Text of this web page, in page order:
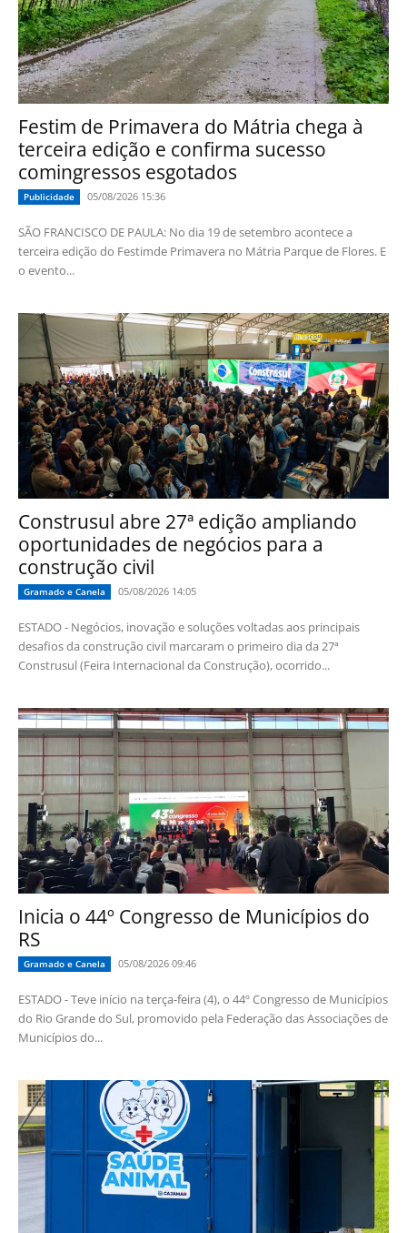
Festim de Primavera do Mátria chega à
terceira edição e confirma sucesso
comingressos esgotados
Publicidade 05/08/2026 15:36
SÃO FRANCISCO DE PAULA: No dia 19 de setembro acontece a
terceira edição do Festimde Primavera no Mátria Parque de Flores. E
o evento...
Construsul abre 27ª edição ampliando
oportunidades de negócios para a
construção civil
Gramado e Canela 05/08/2026 14:05
ESTADO - Negócios, inovação e soluções voltadas aos principais
desafios da construção civil marcaram o primeiro dia da 27ª
Construsul (Feira Internacional da Construção), ocorrido...
Inicia o 44º Congresso de Municípios do
RS
Gramado e Canela 05/08/2026 09:46
ESTADO - Teve início na terça-feira (4), o 44º Congresso de Municípios
do Rio Grande do Sul, promovido pela Federação das Associações de
Municípios do...